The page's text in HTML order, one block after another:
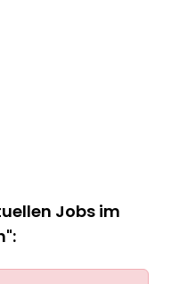
Jobs im